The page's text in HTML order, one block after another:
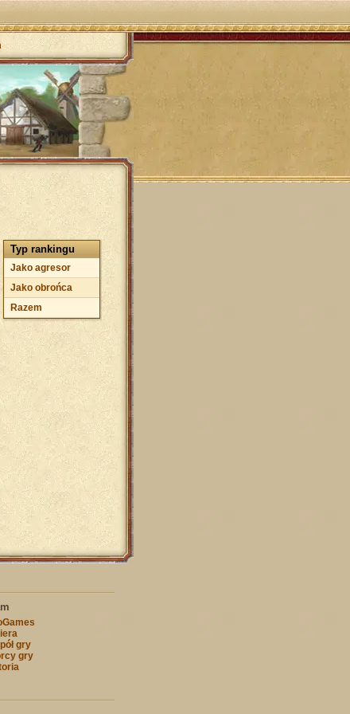
Typ rankingu
Jako agresor
Jako obrońca
Razem
gry
gry